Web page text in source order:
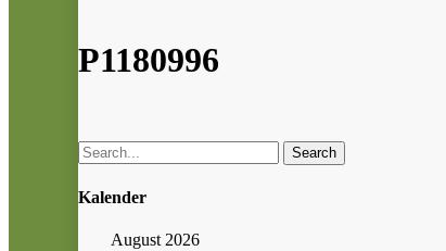
P1180996
Search
Kalender
August 2026